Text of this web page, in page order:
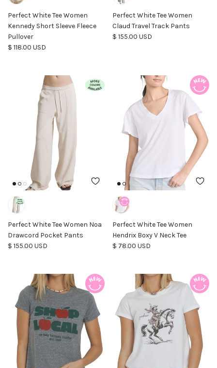
Perfect White Tee Women
Kennedy Short Sleeve Fleece
Pullover
Precio normal
$ 118.00 USD
Perfect White Tee Women
Claud Travel Track Pants
Precio normal
$ 155.00 USD
Perfect White Tee Women Noa
Drawcord Pocket Pants
Precio normal
$ 155.00 USD
Perfect White Tee Women
Hendrix Boxy V Neck Tee
Precio normal
$ 78.00 USD